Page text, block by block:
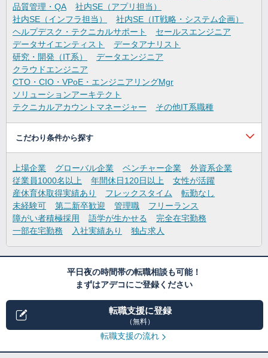
品質管理・QA
社内SE（アプリ担当）
社内SE（インフラ担当）
社内SE（IT戦略・システム企画）
ヘルプデスク・テクニカルサポート
セールスエンジニア
データサイエンティスト
データアナリスト
研究・開発（IT系）
データエンジニア
クラウドエンジニア
CTO・CIO・VPoE・エンジニアリングMgr
ソリューションアーキテクト
テクニカルアカウントマネージャー
その他IT系職種
こだわり条件から探す
上場企業 グローバル企業 ベンチャー企業
外資系企業
従業員1000名以上
年間休日120日以上
女性が活躍
産休育休取得実績あり
フレックスタイム
転勤なし
未経験可
第二新卒歓迎 管理職
フリーランス
障がい者積極採用
語学が生かせる
完全在宅勤務
一部在宅勤務
入社実績あり 独占求人
平日夜の時間帯の転職相談も可能！
まずはアデコにご登録ください
転職支援に登録
（無料）
転職支援の流れ